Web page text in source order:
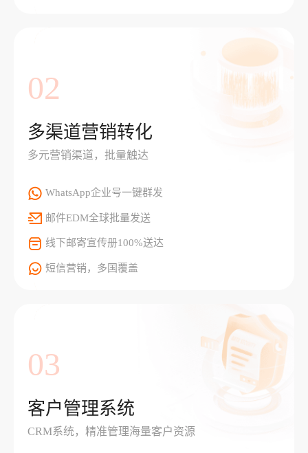
02
多渠道营销转化
多元营销渠道，批量触达
WhatsApp企业号一键群发
邮件EDM全球批量发送
线下邮寄宣传册100%送达
短信营销，多国覆盖
03
客户管理系统
CRM系统，精准管理海量客户资源